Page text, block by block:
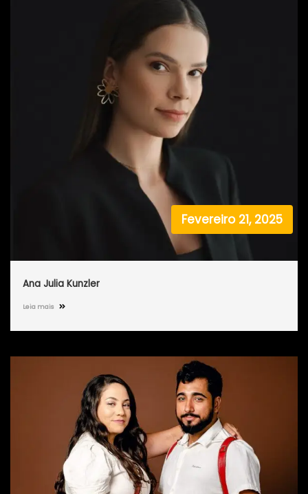
Fevereiro 21, 2025
Ana Julia Kunzler
Leia mais